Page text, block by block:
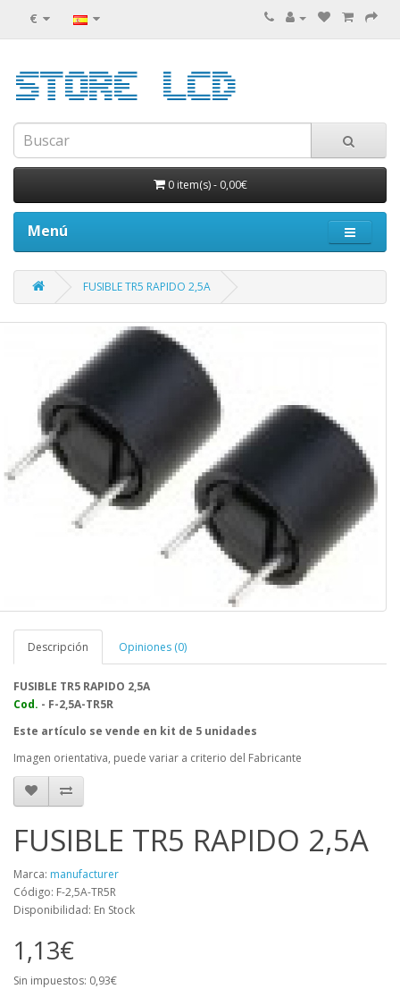
€
0 item(s)- 0,00€
Menú
FUSIBLE TR5 RAPIDO 2,5A
Descripción Opiniones (0)
FUSIBLE TR5 RAPIDO 2,5A
Cod. - F-2,5A-TR5R
Este artículo se vende en kit de 5 unidades
Imagen orientativa, puede variar a criterio del Fabricante
FUSIBLE TR5 RAPIDO 2,5A
Marca: manufacturer
Código: F-2,5A-TR5R
Disponibilidad: En Stock
1,13€
Sin impuestos: 0,93€